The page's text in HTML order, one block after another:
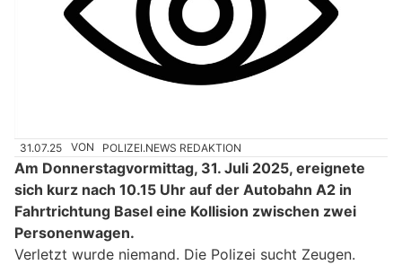
31.07.25 VON POLIZEI.NEWS REDAKTION
Am Donnerstagvormittag, 31. Juli 2025, ereignete
sich kurz nach 10.15 Uhr auf der Autobahn A2 in
Fahrtrichtung Basel eine Kollision zwischen zwei
Personenwagen.
Verletzt wurde niemand. Die Polizei sucht Zeugen.